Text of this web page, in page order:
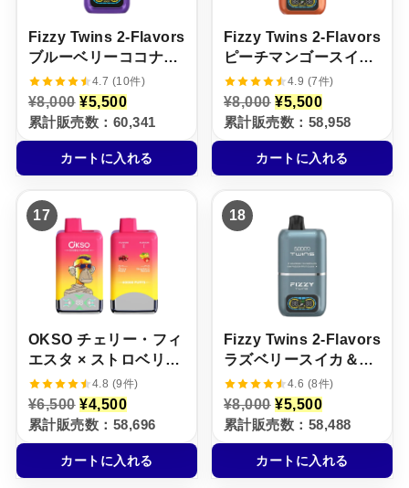
Fizzy Twins 2‑Flavors
ブルーベリーココナッ
ツ＆グレープアイス
【ニコパフ】5%
4.7 (10件)
¥8,000 元
の
価
格
は
¥
0
0
0
で
し
た
。
¥5,500現
在
の
価
格
は
,
5
0
0
で
す
累計販売数：60,341
カートに入れる
Fizzy Twins 2‑Flavors
ピーチマンゴースイカ
＆ストロベリーバナナ
【ニコパフ】5%
4.9 (7件)
¥8,000 元
の
価
格
は
¥
0
で
し
た
。
¥5,500現
在
の
価
格
は
5
で
。
累計販売数：58,958
カートに入れる
17
OKSO チェリー・フィ
エスタ × ストロベリ
ー・バナナ【ニコパ
フ】5%
4.8 (9件)
¥6,500 元
の
価
格
は
¥
¥4,500現
在
の
価
格
は
累計販売数：58,696
カートに入れる
18
Fizzy Twins 2‑Flavors
ラズベリースイカ＆キ
ウイパッションフルー
ツグァバ【ニコパフ】
5%
4.6 (8件)
¥8,000 元
の
価
格
は
¥
¥5,500現
在
の
価
格
は
累計販売数：58,488
カートに入れる